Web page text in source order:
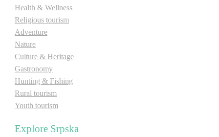
Health & Wellness
Religious tourism
Adventure
Nature
Culture & Heritage
Gastronomy
Hunting & Fishing
Rural tourism
Youth tourism
Explore Srpska